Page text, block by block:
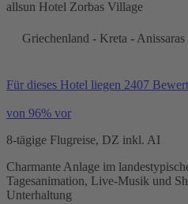
allsun Hotel Zorbas Village
Griechenland - Kreta - Anissaras
Für dieses Hotel liegen 2407
von 96% vor
8-tägige Flugreise, DZ inkl. AI
Charmante Anlage im
Tagesanimation, Live-Musik und
Unterhaltung